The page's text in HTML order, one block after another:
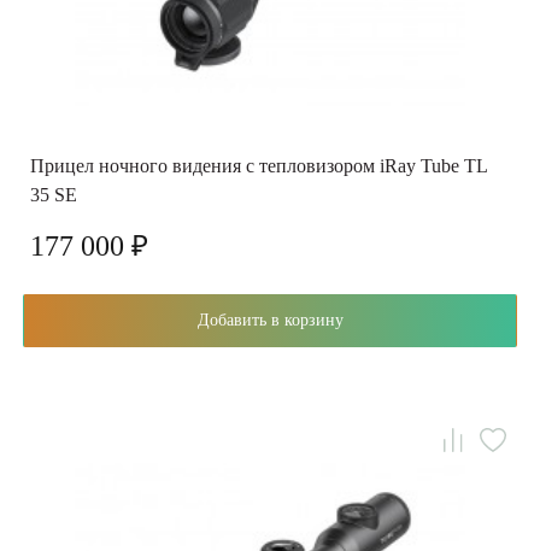
Прицел ночного видения с тепловизором iRay Tube TL
35 SE
177 000 ₽
Добавить в корзину